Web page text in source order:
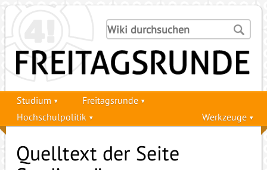
Studium
Freitagsrunde
Hochschulpolitik
Werkzeuge
Quelltext der Seite